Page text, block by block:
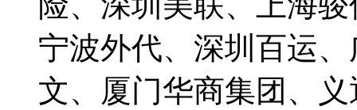
宁波外代、深圳百运
文、厦门华商集团、